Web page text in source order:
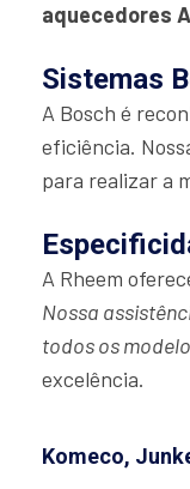
aquecedores
Sistemas
A Bosch é
eficiência.
para realizar a
A Rheem
Nossa
todos os
excelência.
Komeco,